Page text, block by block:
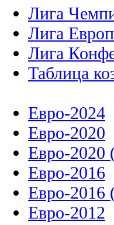
Лига
Лига
Лига
Таблица
Евро-2024
Евро-2020
Евро-2020
Евро-2016
Евро-2016
Евро-2012